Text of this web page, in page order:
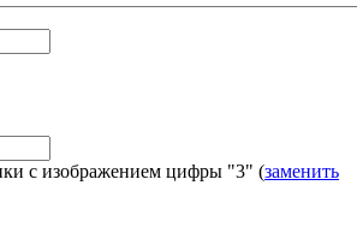
с изображением цифры "3" (заменить